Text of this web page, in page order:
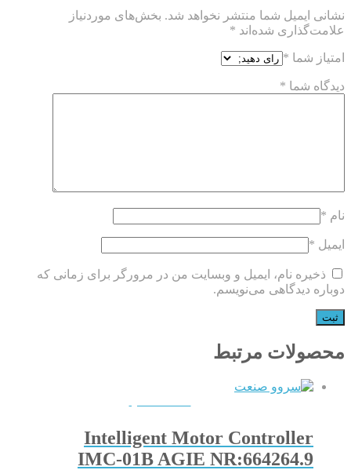
نشانی ایمیل شما منتشر نخواهد شد. بخش‌های موردنیاز
علامت‌گذاری شده‌اند *
امتیاز شما *
دیدگاه شما *
نام *
ایمیل *
ذخیره نام، ایمیل و وبسایت من در مرورگر برای زمانی که
دوباره دیدگاهی می‌نویسم.
محصولات مرتبط
Intelligent Motor Controller
IMC-01B AGIE NR:664264.9